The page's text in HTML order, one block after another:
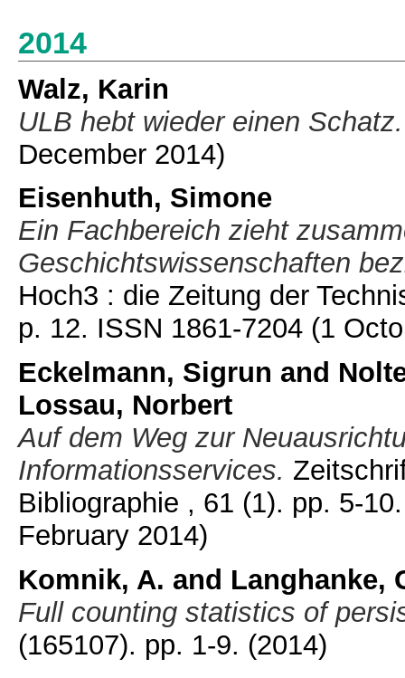
2014
Walz, Karin
ULB hebt wieder einen Schatz.
December 2014)
Eisenhuth, Simone
Ein Fachbereich zieht
Geschichtswissenschaften
Hoch3 : die Zeitung der
p. 12. ISSN 1861-7204 (1
Eckelmann, Sigrun and
Lossau, Norbert
Auf dem Weg zur
Informationsservices.
Bibliographie , 61 (1). pp. 5-
February 2014)
Komnik, A. and Langhanke,
Full counting statistics of
(165107). pp. 1-9. (2014)